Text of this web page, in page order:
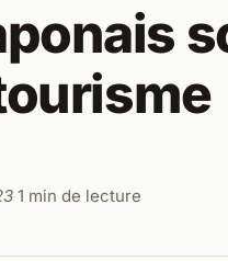
·1 min de lecture